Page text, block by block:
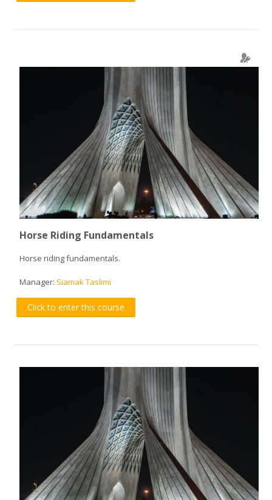
Horse Riding Fundamentals
Horse riding fundamentals.
Manager: Siamak Taslimi
Click to enter this course